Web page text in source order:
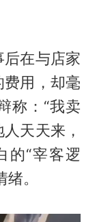
在与店家
用，却毫
称：“我卖
天天来，
的“宰客逻
。